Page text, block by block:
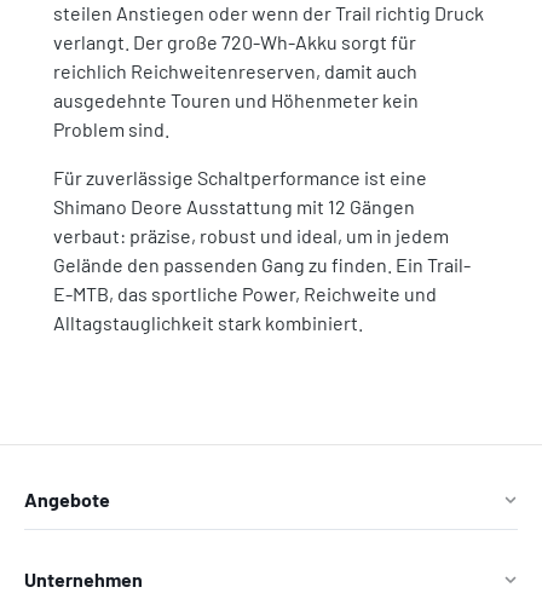
steilen Anstiegen oder wenn der Trail richtig Druck
verlangt. Der große 720-Wh-Akku sorgt für
reichlich Reichweitenreserven, damit auch
ausgedehnte Touren und Höhenmeter kein
Problem sind.
Für zuverlässige Schaltperformance ist eine
Shimano Deore Ausstattung mit 12 Gängen
verbaut: präzise, robust und ideal, um in jedem
Gelände den passenden Gang zu finden. Ein Trail-
E-MTB, das sportliche Power, Reichweite und
Alltagstauglichkeit stark kombiniert.
Angebote
Unternehmen